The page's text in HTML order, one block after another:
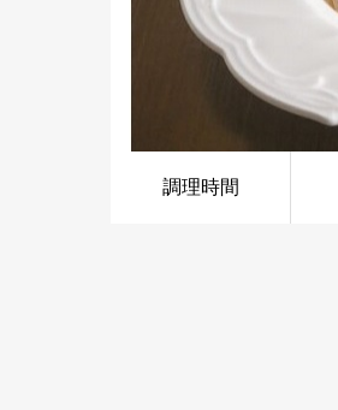
調理時間